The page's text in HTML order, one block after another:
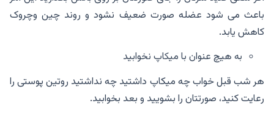
باعث می شود عضله صورت ضعیف نشود و روند چین وچروک
کاهش یابد.
به هیچ عنوان با میکاپ نخوابید
هر شب قبل خواب چه میکاپ داشتید چه نداشتید روتین پوستی را
رعایت کنید، صورتتان را بشویید و بعد بخوابید.